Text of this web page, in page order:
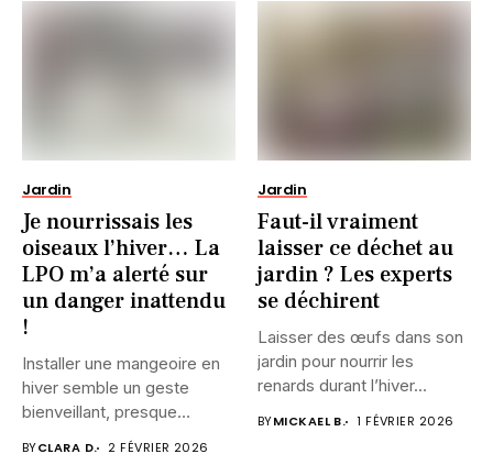
Jardin
Je nourrissais les
oiseaux l’hiver… La
LPO m’a alerté sur
un danger inattendu
!
Installer une mangeoire en
hiver semble un geste
bienveillant, presque
instinctif. Pourtant,...
BYCLARA D. 2 FÉVRIER 2026
Jardin
Faut-il vraiment
laisser ce déchet au
jardin ? Les experts
se déchirent
Laisser des œufs dans son
jardin pour nourrir les
renards durant l’hiver...
BYMICKAEL B. 1 FÉVRIER 2026